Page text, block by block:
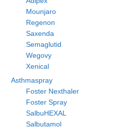
Mounjaro
Regenon
Saxenda
Semaglutid
Wegovy
Xenical
Asthmaspray
Foster Nexthaler
Foster Spray
SalbuHEXAL
Salbutamol